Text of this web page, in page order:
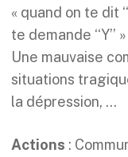
« quand on te dit
te demande ‘‘Y’’ »
Une mauvaise
situations
la dépression, …
Actions :